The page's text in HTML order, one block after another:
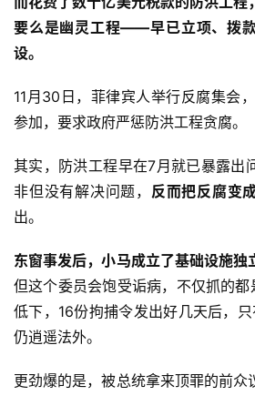
要么是幽灵工程——早已立项、拨款
设。
11月30日，菲律宾人举行反腐集会
参加，要求政府严惩防洪工程贪腐。
其实，防洪工程早在7月就已暴露出
非但没有解决问题， 反而把反腐变
出。
东窗事发后，小马成立了基础设施独
但这个委员会饱受诟病，不仅抓的都
低下，16份拘捕令发出好几天后，
仍逍遥法外。
更劲爆的是，被总统拿来顶罪的前众